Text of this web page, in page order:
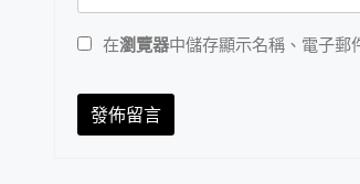
在瀏覽器中儲存顯示名稱、電子郵